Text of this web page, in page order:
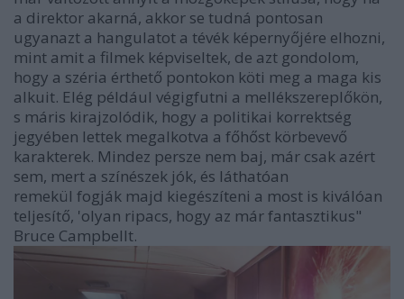
a direktor akarná, akkor se tudná pontosan
ugyanazt a hangulatot a tévék képernyőjére elhozni,
mint amit a filmek képviseltek, de azt gondolom,
hogy a széria érthető pontokon köti meg a maga kis
alkuit. Elég például végigfutni a mellékszereplőkön,
s máris kirajzolódik, hogy a politikai korrektség
jegyében lettek megalkotva a főhőst körbevevő
karakterek. Mindez persze nem baj, már csak azért
sem, mert a színészek jók, és láthatóan
remekül fogják majd kiegészíteni a most is kiválóan
teljesítő, 'olyan ripacs, hogy az már fantasztikus"
Bruce Campbellt.